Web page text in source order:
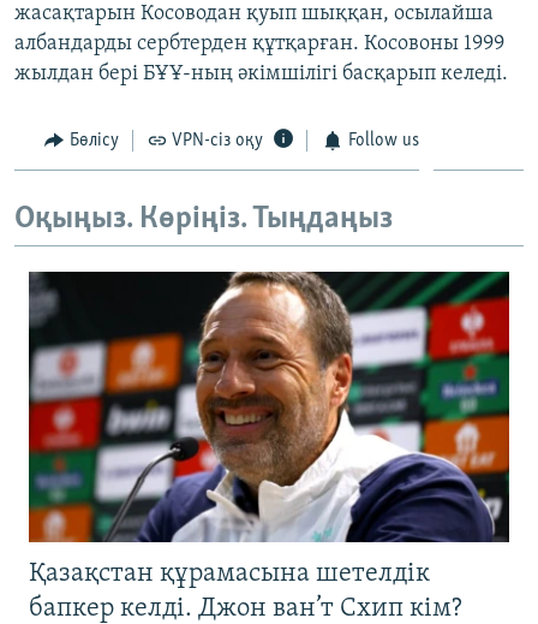
Басқа тілдерде
жасақтарын Косоводан қуып шыққан, осылайша
албандарды сербтерден құтқарған. Косовоны 1999
жылдан бері БҰҰ-ның әкімшілігі басқарып келеді.
Бөлісу VPN-сіз оқу Follow us
Оқыңыз. Көріңіз. Тыңдаңыз
Қазақстан құрамасына шетелдік
бапкер келді. Джон ван’т Схип кім?